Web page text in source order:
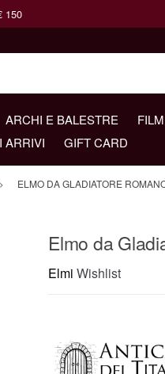
150
ARCHI E BALESTRE
ARRIVI GIFT CARD
ELMO DA GLADIATORE
Elmo da
Elmi Wishlist